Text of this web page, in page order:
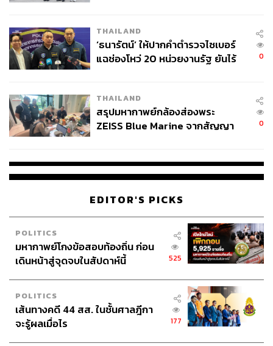
THAILAND
‘ธนารัตน์’ ให้ปากคำตำรวจไซเบอร์
แฉช่องโหว่ 20 หน่วยงานรัฐ ยันไร้
0
THAILAND
สรุปมหากาพย์กล้องส่องพระ
ZEISS Blue Marine จากสัญญา
จ่ายหนี้-แอบระบุแบรนด์
0
EDITOR'S PICKS
POLITICS
มหากาพย์โกงข้อสอบท้องถิ่น ก่อน
เดินหน้าสู่จุดจบในสัปดาห์นี้
525
POLITICS
เส้นทางคดี 44 สส. ในชั้นศาลฎีกา
จะรู้ผลเมื่อไร
177